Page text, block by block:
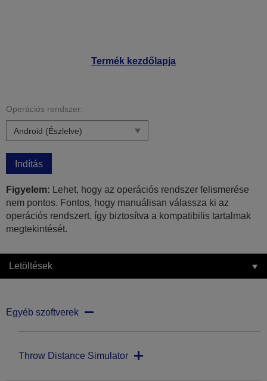
Termék kezdőlapja
Operációs rendszer:
Indítás
Figyelem: Lehet, hogy az operációs rendszer felismerése
nem pontos. Fontos, hogy manuálisan válassza ki az
operációs rendszert, így biztosítva a kompatibilis tartalmak
megtekintését.
Letöltések
Egyéb szoftverek
Throw Distance Simulator